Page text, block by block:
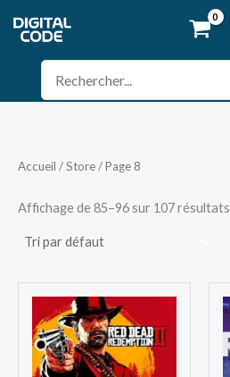
contenu
Accueil /Store/ Page 8
Affichage de 85–96 sur 107 résultats